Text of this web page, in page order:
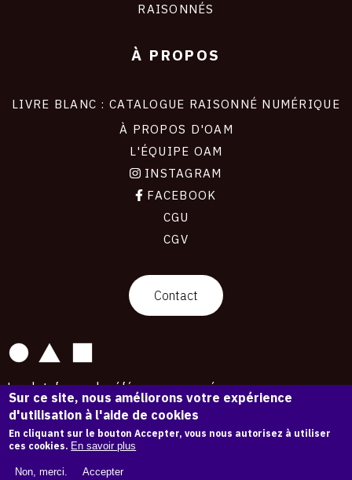
RAISONNÉS
À PROPOS
LIVRE BLANC : CATALOGUE RAISONNÉ NUMÉRIQUE
À PROPOS D'OAM
L'ÉQUIPE OAM
INSTAGRAM
FACEBOOK
CGU
CGV
Contact
La plateforme de référence pour créer,
conserver et promouvoir l'Histoire de l'Art.
Des catalogues raisonnés aux archives
d'expositions.
43 178 œuvres d'art — 7 586 expositions
Copyright © OAM 2026. Tous droits réservés.
Sur ce site, nous améliorons votre expérience
d'utilisation à l'aide de cookies
En cliquant sur le bouton Accepter, vous nous autorisez à utiliser
ces cookies. En savoir plus
Non, merci. Accepter